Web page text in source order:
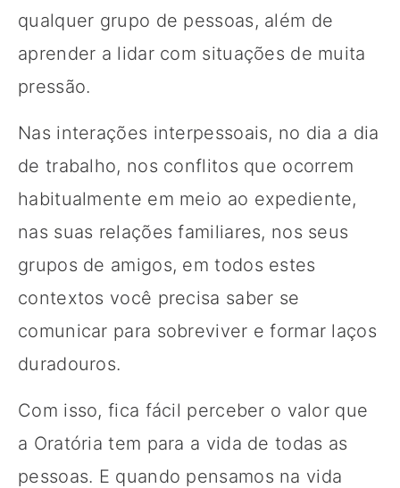
qualquer grupo de pessoas, além de
aprender a lidar com situações de muita
pressão.
Nas interações interpessoais, no dia a dia
de trabalho, nos conflitos que ocorrem
habitualmente em meio ao expediente,
nas suas relações familiares, nos seus
grupos de amigos, em todos estes
contextos você precisa saber se
comunicar para sobreviver e formar laços
duradouros.
Com isso, fica fácil perceber o valor que
a Oratória tem para a vida de todas as
pessoas. E quando pensamos na vida